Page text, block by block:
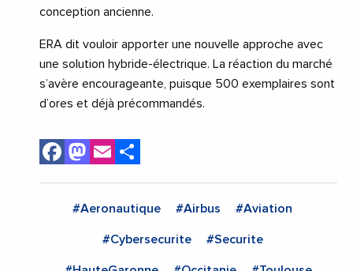
conception ancienne.
ERA dit vouloir apporter une nouvelle approche avec
une solution hybride-électrique. La réaction du marché
s’avère encourageante, puisque 500 exemplaires sont
d’ores et déjà précommandés.
Facebook
Mastodon
Email
#Aeronautique #Airbus #Aviation
#Cybersecurite #Securite